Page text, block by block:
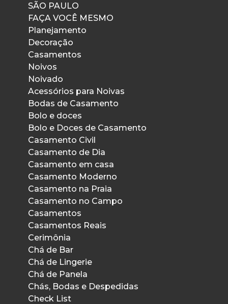
SÃO PAULO
FAÇA VOCÊ MESMO
Planejamento
Decoração
Casamentos
Noivos
Noivado
Acessórios para Noivas
Bodas de Casamento
Bolo e doces
Bolo e Doces de Casamento
Casamento Civil
Casamento de Dia
Casamento em casa
Casamento Moderno
Casamento na Praia
Casamento no Campo
Casamentos
Casamentos Reais
Cerimônia
Chá de Bar
Chá de Lingerie
Chá de Panela
Chás, Bodas e Despedidas
Check List